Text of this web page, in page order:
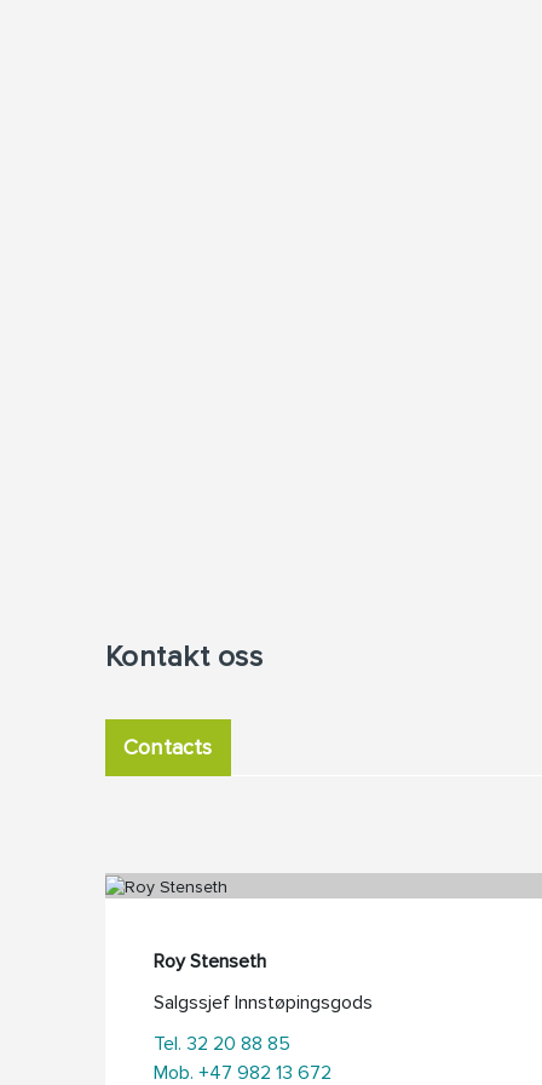
Kontakt oss
Contacts
Roy Stenseth
Salgssjef Innstøpingsgods
Tel. 32 20 88 85
Mob. +47 982 13 672